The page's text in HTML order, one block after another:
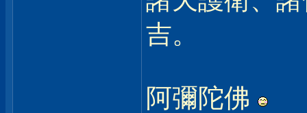
吉。
阿彌陀佛